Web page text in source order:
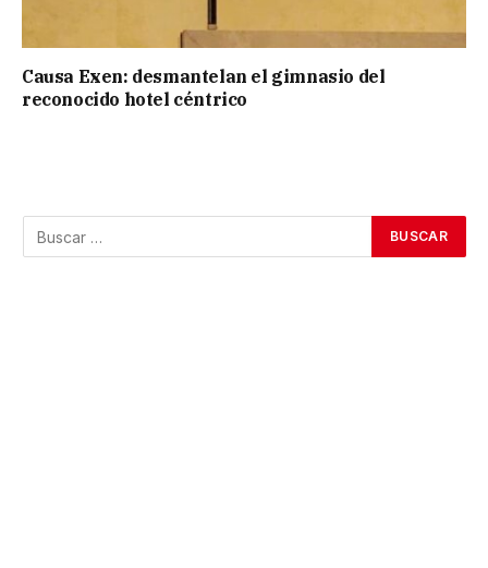
Causa Exen: desmantelan el gimnasio del
reconocido hotel céntrico